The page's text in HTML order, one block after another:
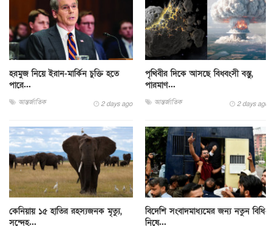
হরমুজ নিয়ে ইরান-মার্কিন চুক্তি হতে
পারে...
আন্তর্জাতিক 2 days ago
পৃথিবীর দিকে আসছে বিধ্বংসী বস্তু,
পারমাণ...
আন্তর্জাতিক 2 days ago
কেনিয়ায় ১৫ হাতির রহস্যজনক মৃত্যু,
সন্দেহ...
বিদেশি সংবাদমাধ্যমের জন্য নতুন বিধি-
নিষে...